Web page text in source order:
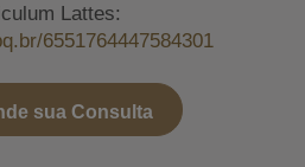
Lattes:
6551764447584301
sua Consulta